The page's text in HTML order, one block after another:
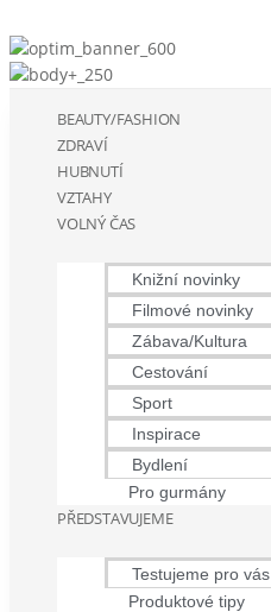
BEAUTY/FASHION
ZDRAVÍ
HUBNUTÍ
VZTAHY
VOLNÝ ČAS
Knižní novinky
Filmové novinky
Zábava/Kultura
Cestování
Sport
Inspirace
Bydlení
Pro gurmány
PŘEDSTAVUJEME
Testujeme pro vás
Produktové tipy